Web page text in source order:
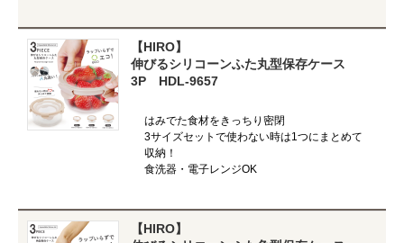
【HIRO】
伸びるシリコーンふた丸型保存ケース
3P HDL-9657
はみでた食材をきっちり密閉
3サイズセットで使わない時は1つにまとめて
収納！
食洗器・電子レンジOK
【HIRO】